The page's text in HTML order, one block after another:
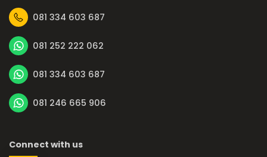
081 334 603 687
081 252 222 062
081 334 603 687
081 246 665 906
Connect with us